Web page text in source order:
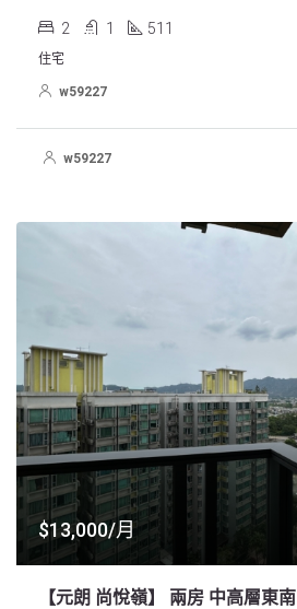
2 1 511
住宅
w59227
w59227
$13,000/月
【元朗 尚悅嶺】 兩房 中高層東南